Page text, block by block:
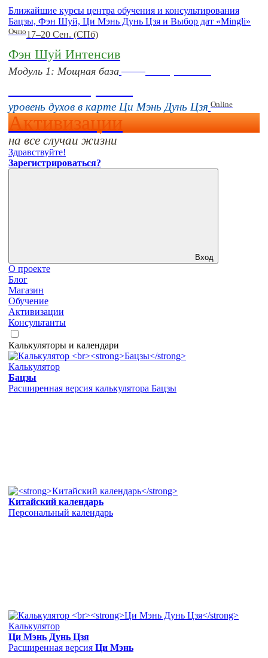
Ближайшие курсы центра обучения и консультирования
Бацзы, Фэн Шуй, Ци Мэнь Дунь Цзя и Выбор дат «Mingli»
Очно17–20 Сен. (СПб)
Фэн Шуй Интенсив
Модуль 1: Мощная база
уровень духов в карте Ци Мэнь Дунь Цзя Online
Активизации
на все случаи жизни
Здравствуйте!
Зарегистрироваться?
Вход
О проекте
Блог
Магазин
Обучение
Активизации
Консультанты
Калькуляторы и календари
Калькулятор
Бацзы
Расширенная версия калькулятора Бацзы
Китайский календарь
Персональный календарь
Калькулятор
Ци Мэнь Дунь Цзя
Расширенная версия Ци Мэнь